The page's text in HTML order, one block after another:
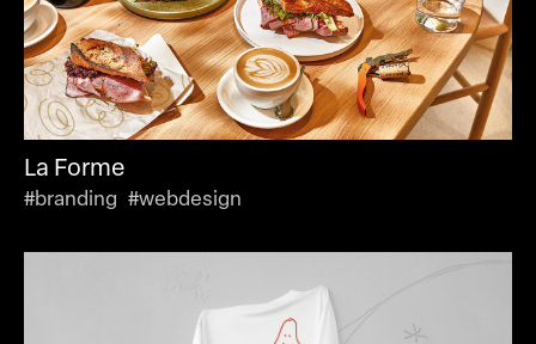
La Forme
#branding #webdesign